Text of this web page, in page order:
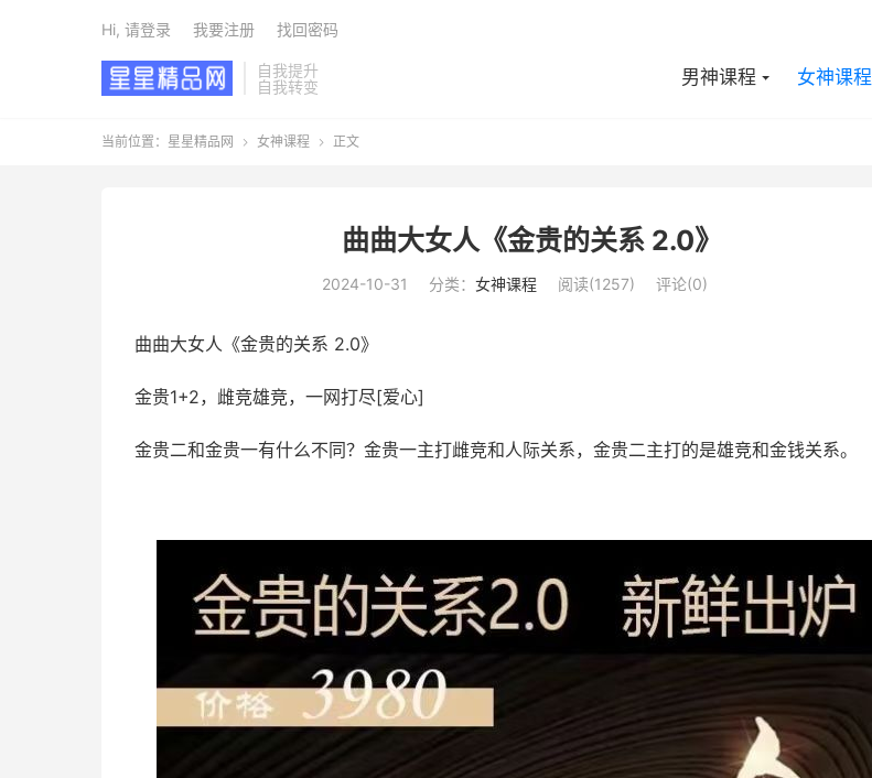
自我提升
自我转变
男神课程 女神课程
Hi, 请登录 我要注册 找回密码
当前位置： 星星精品网  女神课程  正文
曲曲大女人《金贵的关系 2.0》
2024-10-31 分类： 女神课程 阅读(1257) 评论(0)
曲曲大女人《金贵的关系 2.0》
金贵1+2，雌竞雄竞，一网打尽[爱心]
金贵二和金贵一有什么不同？金贵一主打雌竞和人际关系，金贵二主打的是雄竞和金钱关系。